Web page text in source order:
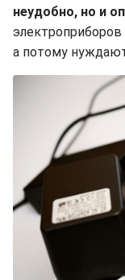
неудобно, но и
а потому